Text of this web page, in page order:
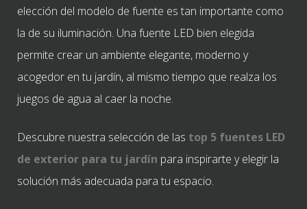
elección del modelo de fuente es tan importante como
la de su iluminación. Una fuente LED bien elegida
permite crear un ambiente elegante, moderno y
acogedor en tu jardín, al mismo tiempo que realza los
juegos de agua al caer la noche.
Descubre nuestra selección de las top 5 fuentes LED
de exterior para tu jardín para inspirarte y elegir la
solución más adecuada para tu espacio.